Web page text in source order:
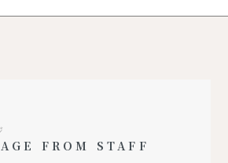
FROM STAFF